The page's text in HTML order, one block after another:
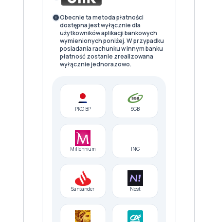
Obecnie ta metoda płatności
dostępna jest wyłącznie dla
użytkowników aplikacji bankowych
wymienionych poniżej. W przypadku
posiadania rachunku w innym banku
płatność zostanie zrealizowana
wyłącznie jednorazowo.
PKO BP SGB
Millennium ING
Santander Nest